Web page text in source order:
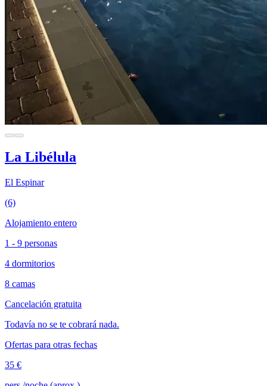
La Libélula
El Espinar
(6)
Alojamiento entero
1 - 9 personas
4 dormitorios
8 camas
Cancelación gratuita
Todavía no se te cobrará nada.
Ofertas para otras fechas
35 €